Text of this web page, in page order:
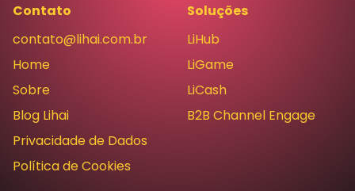
Contato
contato@lihai.com.br
Home
Sobre
Blog Lihai
Privacidade de Dados
Política de Cookies
Soluções
LiHub
LiGame
LiCash
B2B Channel Engage